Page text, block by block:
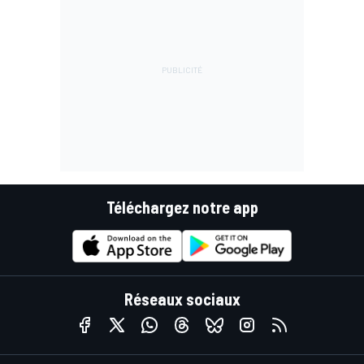
Téléchargez notre app
Réseaux sociaux